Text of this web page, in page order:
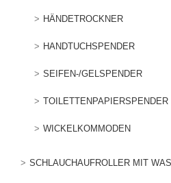
HÄNDETROCKNER
HANDTUCHSPENDER
SEIFEN-/GELSPENDER
TOILETTENPAPIERSPENDER
WICKELKOMMODEN
SCHLAUCHAUFROLLER MIT